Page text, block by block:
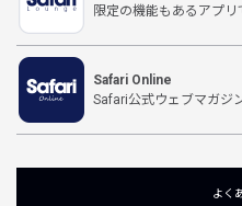
限定の機能もあるアプ
Safari Online
Safari公式ウェブマガジ
よく